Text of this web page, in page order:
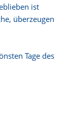
ist
überzeugen
Tage des